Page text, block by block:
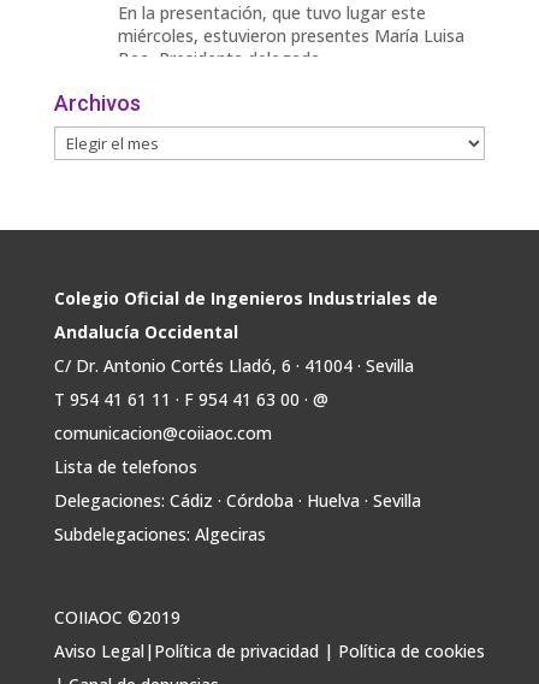
En la presentación, que tuvo lugar este
miércoles, estuvieron presentes María Luisa
Bea, Presidenta delegada
Twitter
📢ℹ️ El Gobierno acelera la electrificación
2030 para infraestructuras que permitan la
conexión de vivienda, industria y transporte
electrificado.
Estas medidas se encuentran en la dirección
Avata
COIIAOC @industrialesand · 29 Jul
🤝🏾 @industrialesand desempeña un
🛡️ Actuamos como garantes del interés
general, aportando conocimiento técnico y
Archivos
Colegio Oficial de Ingenieros Industriales de
Andalucía Occidental
C/ Dr. Antonio Cortés Lladó, 6 · 41004 · Sevilla
T 954 41 61 11 · F 954 41 63 00 · @
comunicacion@coiiaoc.com
Lista de telefonos
Delegaciones: Cádiz · Córdoba · Huelva · Sevilla
Subdelegaciones: Algeciras
COIIAOC ©2019
Aviso Legal | Política de privacidad | Política de cookies